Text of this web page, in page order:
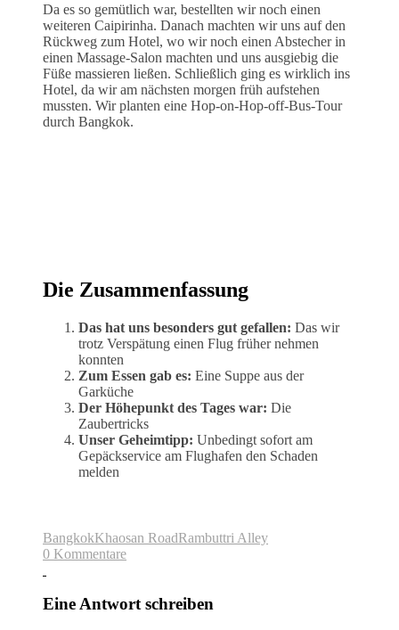
Da es so gemütlich war, bestellten wir noch einen
weiteren Caipirinha. Danach machten wir uns auf den
Rückweg zum Hotel, wo wir noch einen Abstecher in
einen Massage-Salon machten und uns ausgiebig die
Füße massieren ließen. Schließlich ging es wirklich ins
Hotel, da wir am nächsten morgen früh aufstehen
mussten. Wir planten eine Hop-on-Hop-off-Bus-Tour
durch Bangkok.
Die Zusammenfassung
Das hat uns besonders gut gefallen: Das wir
trotz Verspätung einen Flug früher nehmen
konnten
Zum Essen gab es: Eine Suppe aus der
Garküche
Der Höhepunkt des Tages war: Die
Zaubertricks
Unser Geheimtipp: Unbedingt sofort am
Gepäckservice am Flughafen den Schaden
melden
BangkokKhaosan RoadRambuttri Alley
0 Kommentare
Eine Antwort schreiben